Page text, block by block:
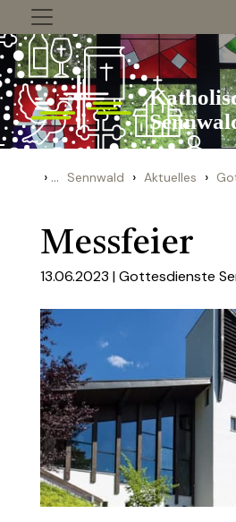
Zum Inhalt springen
› ... Sennwald › Aktuelles ›
Messfeier
13.06.2023 |Gottesdienste